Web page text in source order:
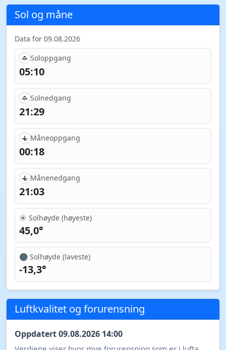
Akkumulert nedbør (6t, animasjon)
Sol og måne
Data for 09.08.2026
Soloppgang
05:10
Solnedgang
21:29
Måneoppgang